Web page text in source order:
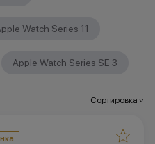
Watch Series 11
Apple Watch Series SE 3
Сортировка>